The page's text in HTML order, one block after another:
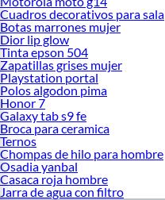
Cuadros decorativos para sala
Botas marrones mujer
Dior lip glow
Tinta epson 504
Zapatillas grises mujer
Playstation portal
Polos algodon pima
Honor 7
Galaxy tab s9 fe
Broca para ceramica
Ternos
Chompas de hilo para hombre
Osadia yanbal
Casaca roja hombre
Jarra de agua con filtro